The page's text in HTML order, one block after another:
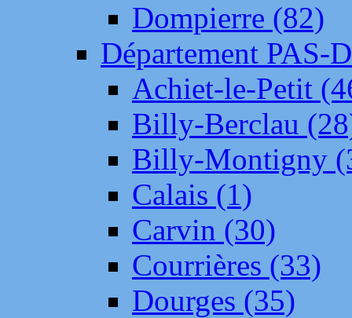
Dompierre (82)
Département PAS-
Achiet-le-Petit
Billy-Berclau
Billy-Montigny
Calais (1)
Carvin (30)
Courrières (33)
Dourges (35)